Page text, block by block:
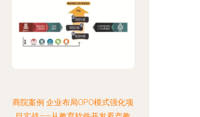
商院案例 企业布局OPO模式强化项